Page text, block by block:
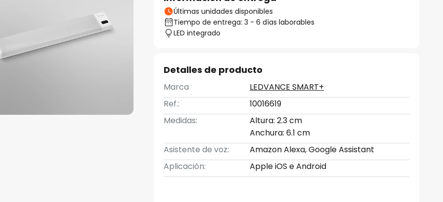
Últimas unidades disponibles
Tiempo de entrega: 3 - 6 días laborables
LED integrado
Detalles de producto
Marca
LEDVANCE SMART+
Ref.:
10016619
Medidas:
Altura: 2.3 cm
Anchura: 6.1 cm
Asistente de voz:
Amazon Alexa, Google Assistant
Aplicación:
Apple iOS e Android